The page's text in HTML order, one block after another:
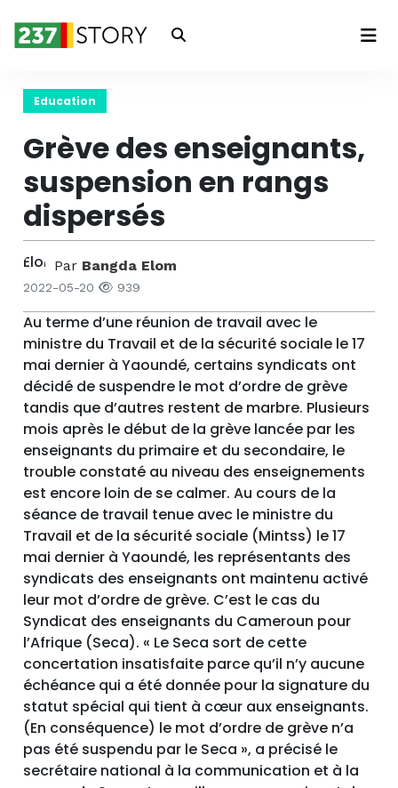
Connexion
Education
Grève des enseignants,
suspension en rangs
dispersés
Par Bangda Elom
2022-05-20 939
Au terme d’une réunion de travail avec le
ministre du Travail et de la sécurité sociale le 17
mai dernier à Yaoundé, certains syndicats ont
décidé de suspendre le mot d’ordre de grève
tandis que d’autres restent de marbre. Plusieurs
mois après le début de la grève lancée par les
enseignants du primaire et du secondaire, le
trouble constaté au niveau des enseignements
est encore loin de se calmer. Au cours de la
séance de travail tenue avec le ministre du
Travail et de la sécurité sociale (Mintss) le 17
mai dernier à Yaoundé, les représentants des
syndicats des enseignants ont maintenu activé
leur mot d’ordre de grève. C’est le cas du
Syndicat des enseignants du Cameroun pour
l’Afrique (Seca). « Le Seca sort de cette
concertation insatisfaite parce qu’il n’y aucune
échéance qui a été donnée pour la signature du
statut spécial qui tient à cœur aux enseignants.
(En conséquence) le mot d’ordre de grève n’a
pas été suspendu par le Seca », a précisé le
secrétaire national à la communication et à la